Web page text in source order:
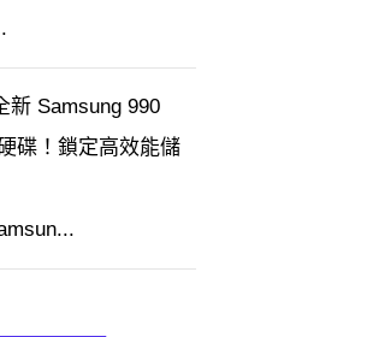
新 Samsung 990
碟！鎖定高效能儲